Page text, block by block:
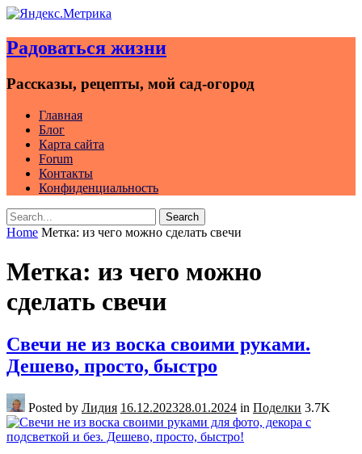
to
content
Радоваться жизни
Рассказы, рецепты, мой сад-огород
Главная
Блог
Карта сайта
Forum
Контакты
Конфиденциальность
Search
for:
Search
Home Метка: из чего можно сделать свечи
Метка: из чего можно
сделать свечи
Свечи не из воска своими руками.
Дешево, просто, быстро
Posted by Лидия 16.12.202328.01.2024 in Поделки 3.7K